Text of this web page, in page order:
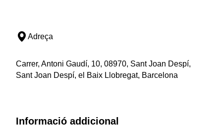
Adreça
Carrer, Antoni Gaudí, 10, 08970, Sant Joan Despí,
Sant Joan Despí, el Baix Llobregat, Barcelona
Informació addicional